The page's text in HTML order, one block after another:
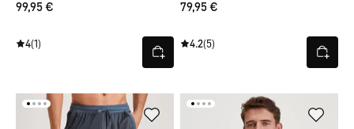
99,95 €
4(1)
79,95 €
4.2(5)